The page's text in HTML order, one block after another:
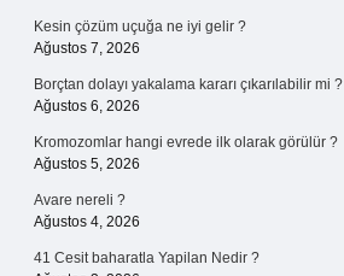
Kesin çözüm uçuğa ne iyi gelir ?
Ağustos 7, 2026
Borçtan dolayı yakalama kararı çıkarılabilir mi ?
Ağustos 6, 2026
Kromozomlar hangi evrede ilk olarak görülür ?
Ağustos 5, 2026
Avare nereli ?
Ağustos 4, 2026
41 Cesit baharatla Yapilan Nedir ?